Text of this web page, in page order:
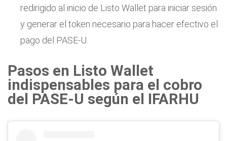
redirigido al inicio de Listo Wallet para iniciar sesión
y generar el token necesario para hacer efectivo el
pago del PASE-U.
Pasos en Listo Wallet
indispensables para el cobro
del PASE-U según el IFARHU